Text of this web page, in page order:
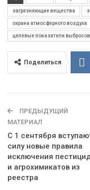
загрязняющие вещества
охрана атмосферного воздуха
целевые показатели выбросов
Поделиться
ПРЕДЫДУЩИЙ
МАТЕРИАЛ
С 1 сентября
силу новые правила
исключения
и агрохимикатов из
реестра